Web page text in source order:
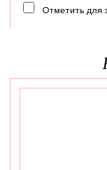
Отметить для